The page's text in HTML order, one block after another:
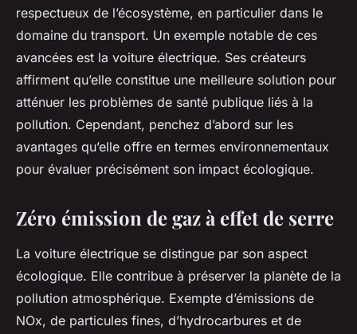
Lucie•24 janvier 2024•2 min de lecture
respectueux de l’écosystème, en particulier dans le
domaine du transport. Un exemple notable de ces
avancées est la voiture électrique. Ses créateurs
affirment qu’elle constitue une meilleure solution pour
atténuer les problèmes de santé publique liés à la
pollution. Cependant, penchez d’abord sur les
avantages qu’elle offre en termes environnementaux
pour évaluer précisément son impact écologique.
Zéro émission de gaz à effet de serre
La voiture électrique se distingue par son aspect
écologique. Elle contribue à préserver la planète de la
pollution atmosphérique. Exempte d’émissions de
NOx, de particules fines, d’hydrocarbures et de